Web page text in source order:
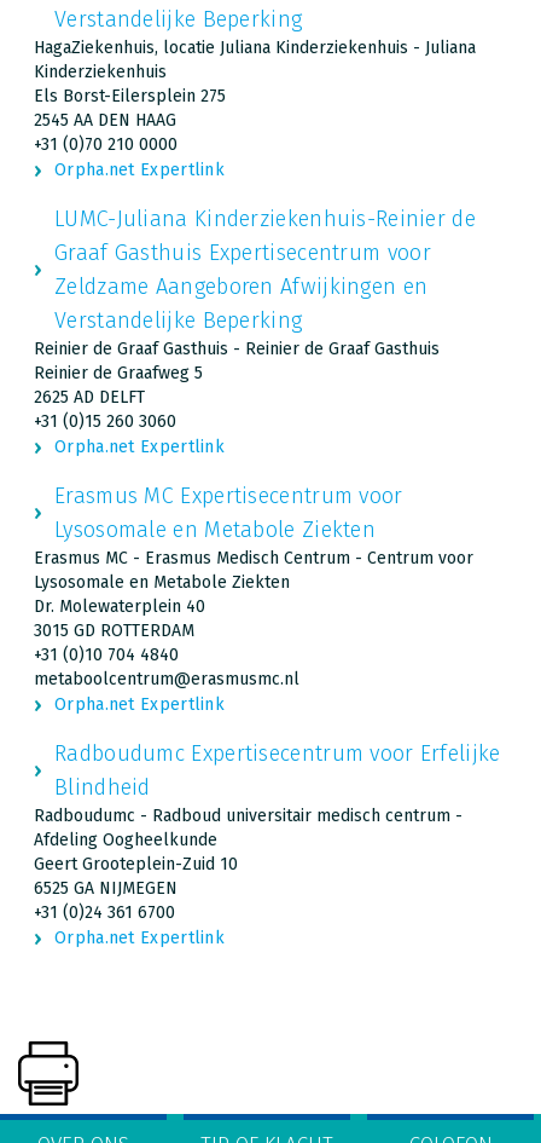
Verstandelijke Beperking
HagaZiekenhuis, locatie Juliana Kinderziekenhuis - Juliana
Kinderziekenhuis
Els Borst-Eilersplein 275
2545 AA DEN HAAG
+31 (0)70 210 0000
Orpha.net Expertlink
LUMC-Juliana Kinderziekenhuis-Reinier de
Graaf Gasthuis Expertisecentrum voor
Zeldzame Aangeboren Afwijkingen en
Verstandelijke Beperking
Reinier de Graaf Gasthuis - Reinier de Graaf Gasthuis
Reinier de Graafweg 5
2625 AD DELFT
+31 (0)15 260 3060
Orpha.net Expertlink
Erasmus MC Expertisecentrum voor
Lysosomale en Metabole Ziekten
Erasmus MC - Erasmus Medisch Centrum - Centrum voor
Lysosomale en Metabole Ziekten
Dr. Molewaterplein 40
3015 GD ROTTERDAM
+31 (0)10 704 4840
metaboolcentrum@erasmusmc.nl
Orpha.net Expertlink
Radboudumc Expertisecentrum voor Erfelijke
Blindheid
Radboudumc - Radboud universitair medisch centrum -
Afdeling Oogheelkunde
Geert Grooteplein-Zuid 10
6525 GA NIJMEGEN
+31 (0)24 361 6700
Orpha.net Expertlink